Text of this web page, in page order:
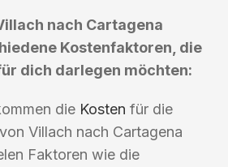
nach Cartagena
Kostenfaktoren, die
dich darlegen möchten:
die Kosten für die
Villach nach Cartagena
Faktoren wie die